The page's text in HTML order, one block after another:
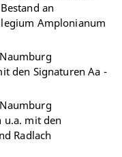
an
Amplonianum
den Signaturen Aa -
u.a. mit den
Radlach